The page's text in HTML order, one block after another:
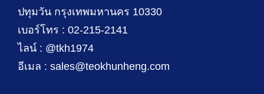
ปทุมวัน กรุงเทพมหานคร 10330
เบอร์โทร : 02-215-2141
ไลน์ : @tkh1974
อีเมล : sales@teokhunheng.com